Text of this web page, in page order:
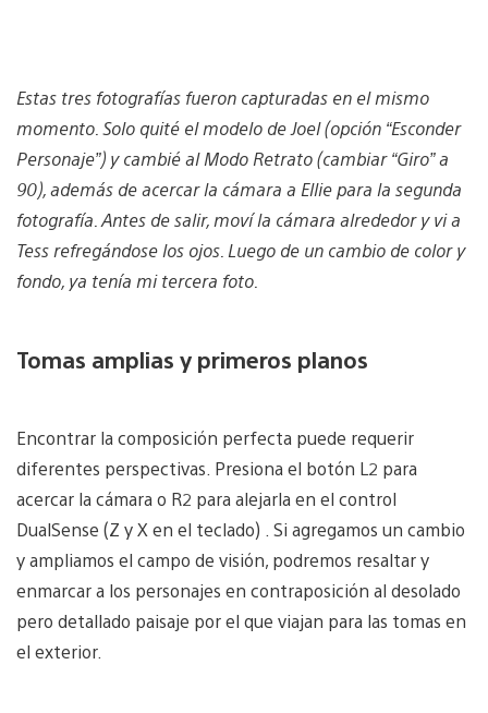
Estas tres fotografías fueron capturadas en el mismo
momento. Solo quité el modelo de Joel (opción “Esconder
Personaje”) y cambié al Modo Retrato (cambiar “Giro” a
90), además de acercar la cámara a Ellie para la segunda
fotografía. Antes de salir, moví la cámara alrededor y vi a
Tess refregándose los ojos. Luego de un cambio de color y
fondo, ya tenía mi tercera foto.
Tomas amplias y primeros planos
Encontrar la composición perfecta puede requerir
diferentes perspectivas. Presiona el botón L2 para
acercar la cámara o R2 para alejarla en el control
DualSense (Z y X en el teclado) . Si agregamos un cambio
y ampliamos el campo de visión, podremos resaltar y
enmarcar a los personajes en contraposición al desolado
pero detallado paisaje por el que viajan para las tomas en
el exterior.